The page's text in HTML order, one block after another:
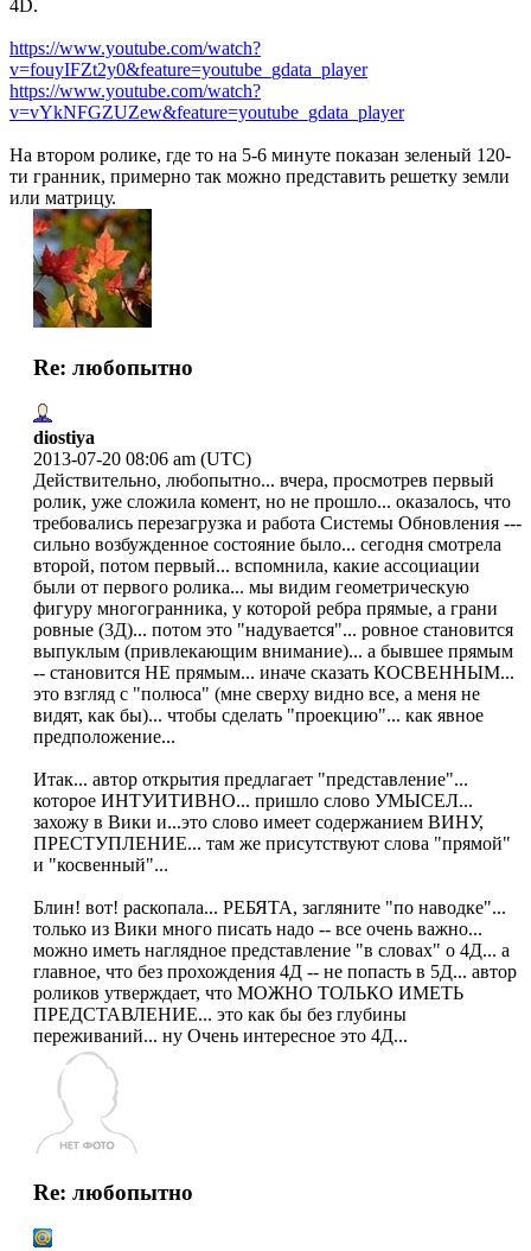
4D.
https://www.youtube.com/watch?
v=fouyIFZt2y0&feature=youtube_gdata_player
https://www.youtube.com/watch?
v=vYkNFGZUZew&feature=youtube_gdata_player
На втором ролике, где то на 5-6 минуте показан зеленый 120-
ти гранник, примерно так можно представить решетку земли
или матрицу.
Re: любопытно
diostiya
2013-07-20 08:06 am (UTC)
Действительно, любопытно... вчера, просмотрев первый
ролик, уже сложила комент, но не прошло... оказалось, что
требовались перезагрузка и работа Системы Обновления ---
сильно возбужденное состояние было... сегодня смотрела
второй, потом первый... вспомнила, какие ассоциации
были от первого ролика... мы видим геометрическую
фигуру многогранника, у которой ребра прямые, а грани
ровные (3Д)... потом это "надувается"... ровное становится
выпуклым (привлекающим внимание)... а бывшее прямым
-- становится НЕ прямым... иначе сказать КОСВЕННЫМ...
это взгляд с "полюса" (мне сверху видно все, а меня не
видят, как бы)... чтобы сделать "проекцию"... как явное
предположение...
Итак... автор открытия предлагает "представление"...
которое ИНТУИТИВНО... пришло слово УМЫСЕЛ...
захожу в Вики и...это слово имеет содержанием ВИНУ,
ПРЕСТУПЛЕНИЕ... там же присутствуют слова "прямой"
и "косвенный"...
Блин! вот! раскопала... РЕБЯТА, загляните "по наводке"...
только из Вики много писать надо -- все очень важно...
можно иметь наглядное представление "в словах" о 4Д... а
главное, что без прохождения 4Д -- не попасть в 5Д... автор
роликов утверждает, что МОЖНО ТОЛЬКО ИМЕТЬ
ПРЕДСТАВЛЕНИЕ... это как бы без глубины
переживаний... ну Очень интересное это 4Д...
Re: любопытно